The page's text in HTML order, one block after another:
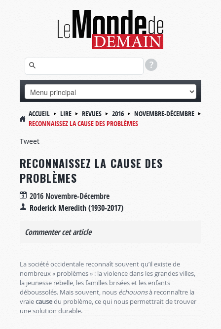
ACCUEIL LIRE REVUES 2016
NOVEMBRE-DÉCEMBRE
RECONNAISSEZ LA CAUSE DES PROBLÈMES
Tweet
RECONNAISSEZ LA CAUSE DES
PROBLÈMES
2016 Novembre-Décembre
Roderick Meredith (1930-2017)
Commenter cet article
La société occidentale reconnaît souvent qu’il existe de
nombreux « problèmes » : la violence dans les grandes villes,
la jeunesse rebelle, les familles brisées et les enfants
déboussolés. Mais souvent, nous échouonsà reconnaître la
vraiecausedu problème, ce qui nous permettrait de trouver
une solution durable.